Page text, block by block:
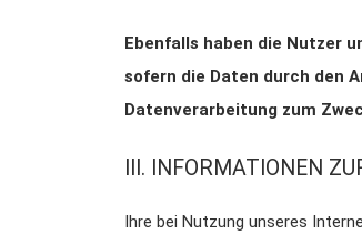
Ebenfalls haben die Nutzer
sofern die Daten durch den
Datenverarbeitung zum
III. INFORMATIONEN
Ihre bei Nutzung unseres